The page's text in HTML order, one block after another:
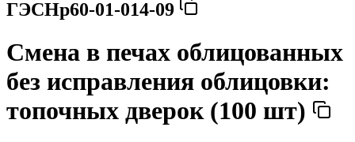
ГЭСНр60-01-014-09
Смена в печах облицованных
без исправления облицовки:
топочных дверок (100 шт)